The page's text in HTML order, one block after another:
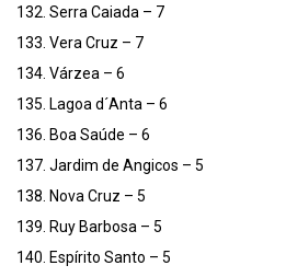
132. Serra Caiada – 7
133. Vera Cruz – 7
134. Várzea – 6
135. Lagoa d´Anta – 6
136. Boa Saúde – 6
137. Jardim de Angicos – 5
138. Nova Cruz – 5
139. Ruy Barbosa – 5
140. Espírito Santo – 5